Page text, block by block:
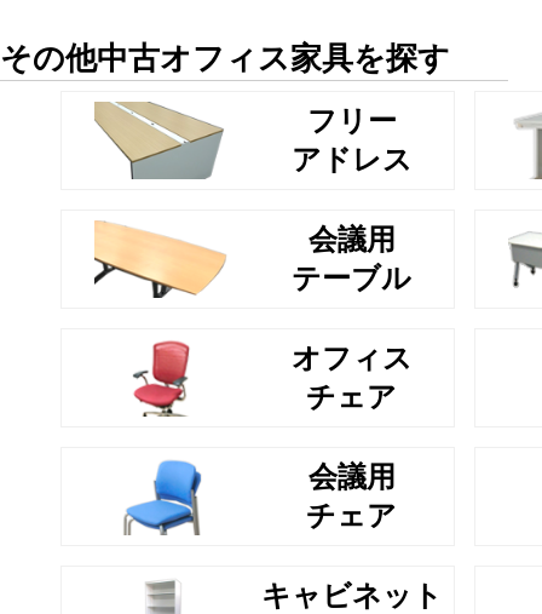
その他中古オフィス家具を探す
フリー
アドレス
会議用
テーブル
オフィス
チェア
会議用
チェア
キャビネット